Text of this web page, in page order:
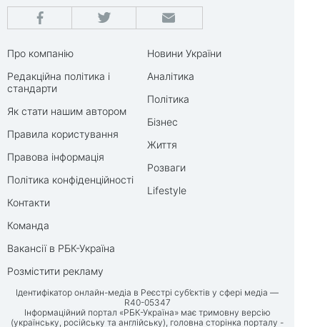
Про компанію
Редакційна політика і
стандарти
Як стати нашим автором
Правила користування
Правова інформація
Політика конфіденційності
Контакти
Команда
Вакансії в РБК-Україна
Розмістити рекламу
Новини України
Аналітика
Політика
Бізнес
Життя
Розваги
Lifestyle
Ідентифікатор онлайн-медіа в Реєстрі суб’єктів у сфері медіа —
R40-05347
Інформаційний портал «РБК-Україна» має тримовну версію
(українську, російську та англійську), головна сторінка порталу -